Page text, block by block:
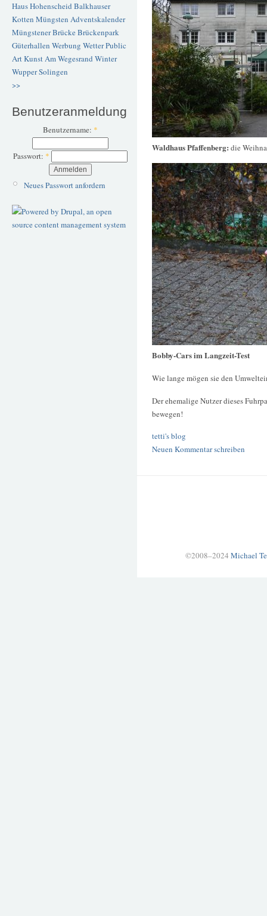
Haus Hohenscheid Balkhauser
Kotten Müngsten Adventskalender
Müngstener BrückeBrückenpark
Güterhallen Werbung WetterPublic
ArtKunstAm Wegesrand Winter
WupperSolingen
>>
Benutzeranmeldung
Benutzername: *
Passwort: *
Neues Passwort anfordern
Waldhaus Pfaffenberg: die
Bobby-Cars im Langzeit-Test
Wie lange mögen sie den
Der ehemalige Nutzer dieses
bewegen!
tetti's blog
Neuen Kommentar schreiben
©2008–2024 Michael